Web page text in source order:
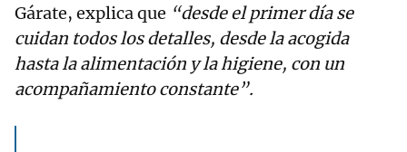
Gárate, explica que “desde el primer día se
cuidan todos los detalles, desde la acogida
hasta la alimentación y la higiene, con un
acompañamiento constante”.